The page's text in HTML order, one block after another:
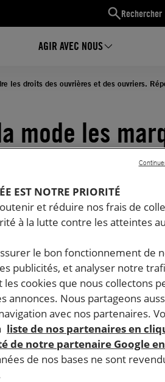
Rechercher
AGIR AVEC NOUS
les droits des ouvrières et des ouvriers.
mode les
défendre les
ouvriers.
au
minute
EST NOTRE PRIORITÉ
et réduire nos frais de
à la lutte contre les atteintes
le bon fonctionnement de
publicités, et analyser notre
cookies que nous collectons
annonces. Nous partageons
avec nos partenaires.
liste de nos partenaires en
de notre partenaire Google en
de nos bases ne sont